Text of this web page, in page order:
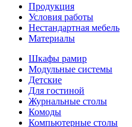
Продукция
Условия работы
Нестандартная мебель
Материалы
Шкафы рамир
Модульные системы
Детские
Для гостиной
Журнальные столы
Комоды
Компьютерные столы